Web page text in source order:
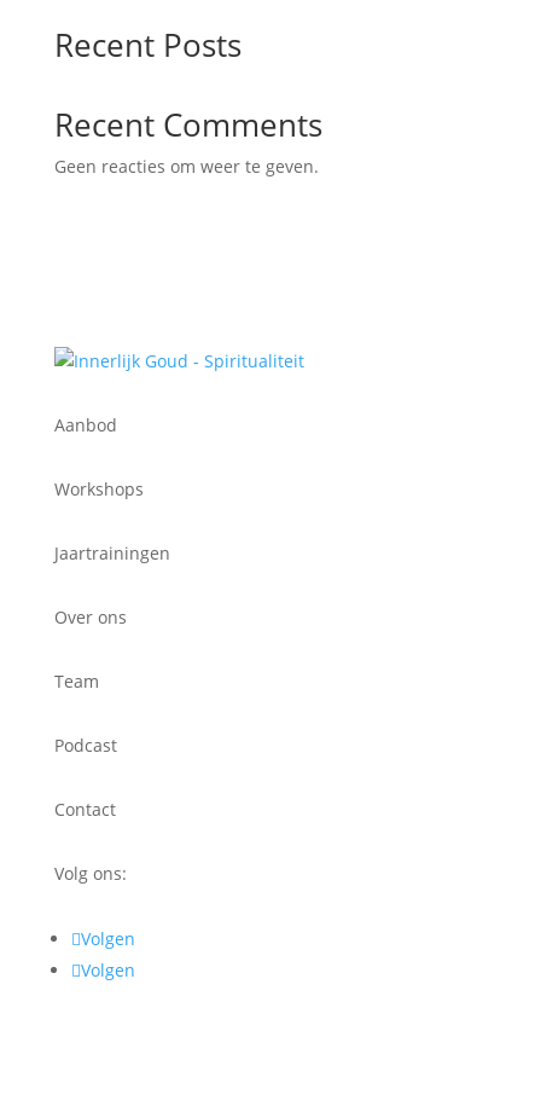
Recent Posts
Recent Comments
Geen reacties om weer te geven.
Aanbod
Workshops
Jaartrainingen
Over ons
Team
Podcast
Contact
Volg ons:
Volgen
Volgen